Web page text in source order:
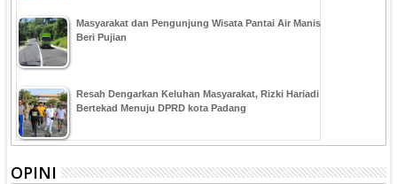
Masyarakat dan Pengunjung Wisata Pantai Air Manis
Beri Pujian
Resah Dengarkan Keluhan Masyarakat, Rizki Hariadi
Bertekad Menuju DPRD kota Padang
OPINI